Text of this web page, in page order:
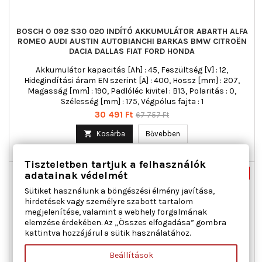
BOSCH 0 092 S30 020 INDÍTÓ AKKUMULÁTOR ABARTH ALFA
ROMEO AUDI AUSTIN AUTOBIANCHI BARKAS BMW CITROËN
DACIA DALLAS FIAT FORD HONDA
Akkumulátor kapacitás [Ah] : 45, Feszültség [V] : 12,
Hidegindítási áram EN szerint [A] : 400, Hossz [mm] : 207,
Magasság [mm] : 190, Padlóléc kivitel : B13, Polaritás : 0,
Szélesség [mm] : 175, Végpólus fajta : 1
Ár
30 491 Ft Normál
67 757 Ft
 Kosárba Bővebben
Akciós!
Tiszteletben tartjuk a felhasználók
adatainak védelmét
Sütiket használunk a böngészési élmény javítása,
hirdetések vagy személyre szabott tartalom
megjelenítése, valamint a webhely forgalmának
elemzése érdekében. Az „Összes elfogadása” gombra
kattintva hozzájárul a sütik használatához.
Beállítások